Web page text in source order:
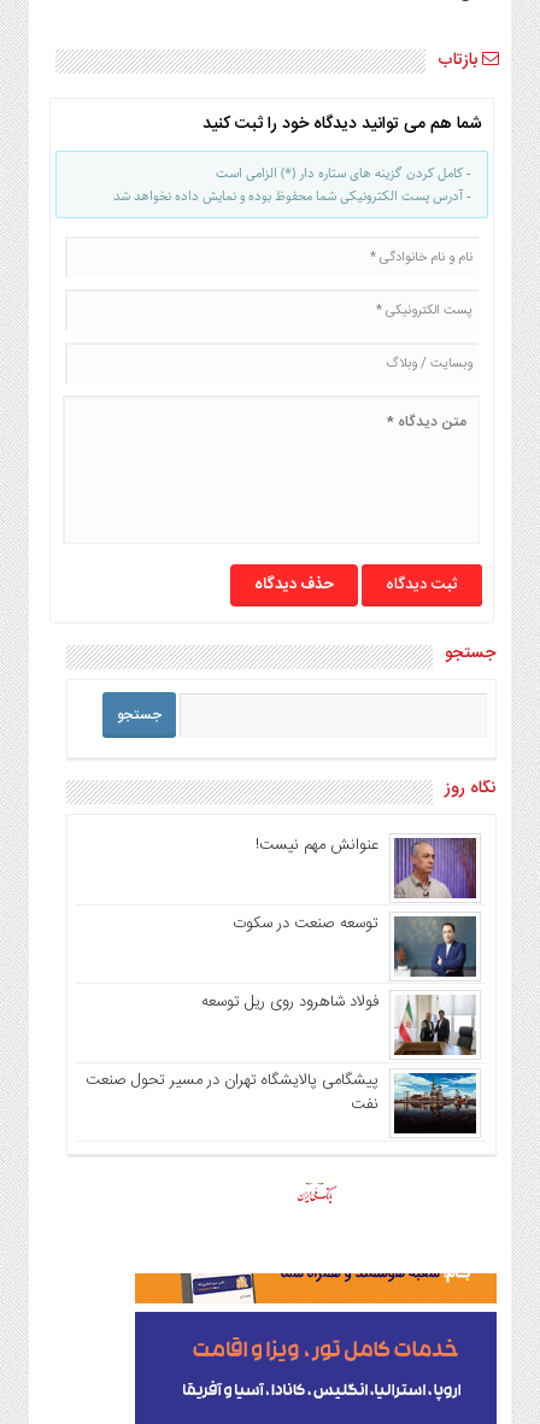
بازتاب
شما هم می توانید دیدگاه خود را ثبت کنید
- کامل کردن گزینه های ستاره دار (*) الزامی است
- آدرس پست الکترونیکی شما محفوظ بوده و نمایش داده نخواهد شد
حذف دیدگاه
جستجو
نگاه روز
عنوانش مهم نیست!
توسعه صنعت در سکوت
فولاد شاهرود روی ریل توسعه
پیشگامی پالایشگاه تهران در مسیر تحول صنعت
نفت